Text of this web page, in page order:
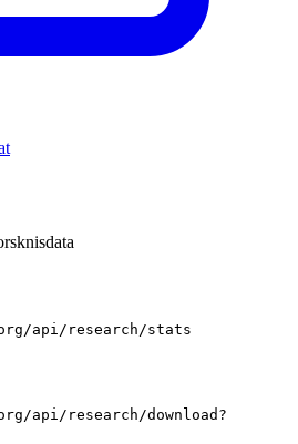
api/research/stats
api/research/download?